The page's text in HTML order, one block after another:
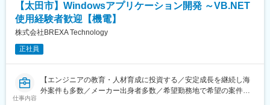
■時短勤務×営業でも活躍できる理由：
土地活用営業は「長時間労働」「飛び込み中心」という印象を持
たれがちですが、当社では計画性を重視した営業活動を行ってい
ます。勤務時間に制約があることを前提に役割設計を行い、成果
■入社後のミッション：
いきなりやってきた方に大切な土地を任せられないため、まずは
◆エンジニアとしてのご活躍例：
・過去ものづくりに携わっていたが直近別業界で勤務されていた
方
・マネジメントの道ではなく専門エンジニアスペシャリストとし
て活躍したいと思いご入社された方
思いご入社された方
・家族手当や福利厚生が充実している安定企業で腰を据えて働き
【太田市】Windowsアプリケーション開発 ～VB.NET
使用経験者歓迎【機電】
株式会社BREXA Technology
正社員
仕事内容
【エンジニアの教育・人材育成に投資する／安定成長を継続し海
外案件も多数／メーカー出身者多数／希望勤務地で希望の案件・